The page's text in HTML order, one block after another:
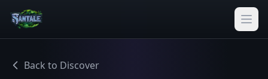
Back to Discover